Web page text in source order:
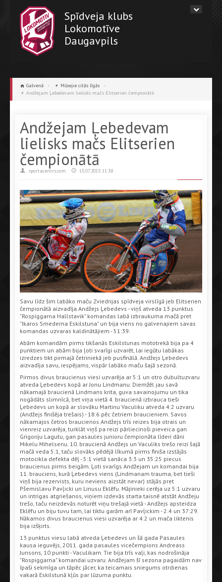
Spīdveja klubs
Lokomotīve
Daugavpils
Galvenā » Mūsejie citās līgās
»
Andžejam Ļebedevam lielisks mačs Elitserien čempionātā
Andžejam Ļebedevam
lielisks mačs Elitserien
čempionātā
sportacentrs.com 15.07.2015 11:38
Savu līdz šim labāko maču Zviedrijas spīdveja virslīgā jeb Elitserien
čempionātā aizvadīja Andžejs Ļebedevs - viņš atveda 13 punktus
"Rospiggarna Hallstavik" komandas labā izbraukuma mačā pret
"Ikaros Smederna Eskilstuna" un bija viens no galvenajiem savas
komandas uzvaras kaldinātājiem - 51:39.
Abām komandām pirms tikšanās Eskilstunas mototrekā bija pa 4
punktiem un abām bija ļoti svarīgi uzvarēt, lai iegūtu labākas
izredzes tikt pirmajā četriniekā jeb pusfinālā. Andžejs Ļebedevs
aizvadīja savu, iespējams, vispār labāko maču šajā sezonā.
Pirmos divus braucienus viesi uzvarēja ar 5:1 un otro dubultuzvaru
atveda Ļebedevs kopā ar Jonu Lindmanu. Diemžēl jau savā
nākamajā braucienā Lindmans krita, guva savainojumu un tika
nogādāts slimnīcā, bet viņa vietā 4. braucienā izbrauca tieši
Ļebedevs un kopā ar slovāku Martinu Vaculiku atveda 4:2 uzvaru
(Andžejs finišēja trešais) - 18:6 pēc četriem braucieniem. Savos
nākamajos četros braucienos Andžejs trīs reizes bija otrais un
vienreiz uzvarēja, turklāt viņš pa reizi pārliecinoši pieveica gan
Grigoriju Lagutu, gan pasaules junioru čempionāta līderi dāni
Mikelu Mihelsenu. 10. braucienā Andžejs un Vaculiks trešo reizi šajā
mačā veda 5:1, taču slovāks pēdējā līkumā pirms finiša izstājās
motocikla defekta dēļ - 5:1 vietā sanāca 3:3 un 35:25 piecus
braucienus pirms beigām. Ļoti svarīgs Andžejam un komandai bija
11. brauciens, kurā Ļebedevs viens (Lindmanam trauma, bet tieši
viņš bija rezervists, kuru neviens aizstāt nevar) stājās pret
Pšemislavu Pavļicki un Linusu Eklēfu. Mājinieki cerēja uz 5:1 uzvaru
un intrigas atgriešanos, viņiem izdevās starta taisnē atstāt Andžeju
trešo, taču neizdevās noturēt viņu trešajā vietā - Andžejs apsteidza
Eklēfu un biju tuvu tam, lai tiktu garām arī Pavļickim - 2:4 un 37:29.
Nākamos divus braucienus viesi uzvarēja ar 4:2 un mača liktenis
bija izšķirts.
13 punktus viesu labā atveda Ļebedevs un šā gada Pasaules
kausa ieguvējs, 2011. gada pasaules vicečempions Andreass
Junsons, 10 punkti - Vaculikam. Tie bija trīs vaļi, kas nodrošināja
"Rospiggarna" komandai uzvaru. Andžejam šī sezona pagaidām nav
īpaši sekmīga un tāpēc jācer, ka teicamais sniegums otrdienas
vakarā Eskilstunā kļūs par lūzuma punktu.